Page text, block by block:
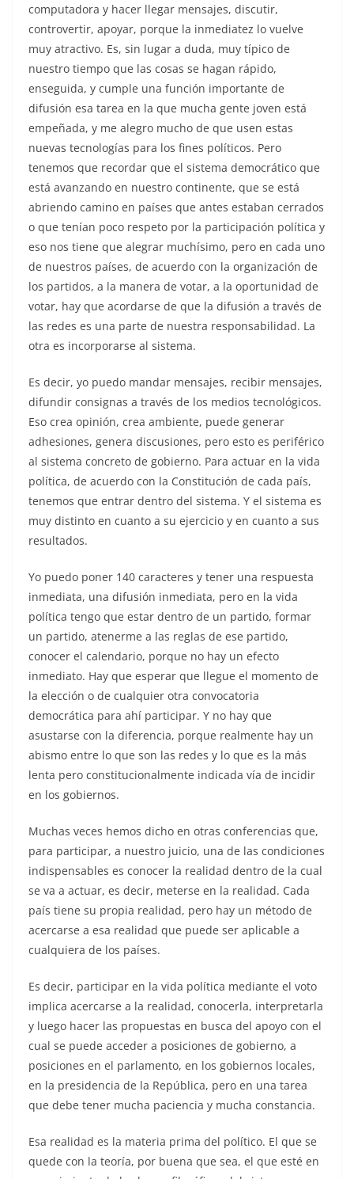
computadora y hacer llegar mensajes, discutir,
controvertir, apoyar, porque la inmediatez lo vuelve
muy atractivo. Es, sin lugar a duda, muy típico de
nuestro tiempo que las cosas se hagan rápido,
enseguida, y cumple una función importante de
difusión esa tarea en la que mucha gente joven está
empeñada, y me alegro mucho de que usen estas
nuevas tecnologías para los fines políticos. Pero
tenemos que recordar que el sistema democrático que
está avanzando en nuestro continente, que se está
abriendo camino en países que antes estaban cerrados
o que tenían poco respeto por la participación política y
eso nos tiene que alegrar muchísimo, pero en cada uno
de nuestros países, de acuerdo con la organización de
los partidos, a la manera de votar, a la oportunidad de
votar, hay que acordarse de que la difusión a través de
las redes es una parte de nuestra responsabilidad. La
otra es incorporarse al sistema.
Es decir, yo puedo mandar mensajes, recibir mensajes,
difundir consignas a través de los medios tecnológicos.
Eso crea opinión, crea ambiente, puede generar
adhesiones, genera discusiones, pero esto es periférico
al sistema concreto de gobierno. Para actuar en la vida
política, de acuerdo con la Constitución de cada país,
tenemos que entrar dentro del sistema. Y el sistema es
muy distinto en cuanto a su ejercicio y en cuanto a sus
resultados.
Yo puedo poner 140 caracteres y tener una respuesta
inmediata, una difusión inmediata, pero en la vida
política tengo que estar dentro de un partido, formar
un partido, atenerme a las reglas de ese partido,
conocer el calendario, porque no hay un efecto
inmediato. Hay que esperar que llegue el momento de
la elección o de cualquier otra convocatoria
democrática para ahí participar. Y no hay que
asustarse con la diferencia, porque realmente hay un
abismo entre lo que son las redes y lo que es la más
lenta pero constitucionalmente indicada vía de incidir
en los gobiernos.
Muchas veces hemos dicho en otras conferencias que,
para participar, a nuestro juicio, una de las condiciones
indispensables es conocer la realidad dentro de la cual
se va a actuar, es decir, meterse en la realidad. Cada
país tiene su propia realidad, pero hay un método de
acercarse a esa realidad que puede ser aplicable a
cualquiera de los países.
Es decir, participar en la vida política mediante el voto
implica acercarse a la realidad, conocerla, interpretarla
y luego hacer las propuestas en busca del apoyo con el
cual se puede acceder a posiciones de gobierno, a
posiciones en el parlamento, en los gobiernos locales,
en la presidencia de la República, pero en una tarea
que debe tener mucha paciencia y mucha constancia.
Esa realidad es la materia prima del político. El que se
quede con la teoría, por buena que sea, el que esté en